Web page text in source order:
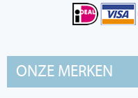
ONZE MERKEN